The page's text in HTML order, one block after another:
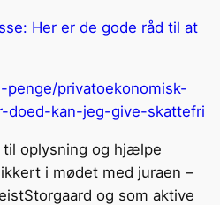
Her er de gode råd til at
privatoekonomisk-
doed-kan-jeg-give-skattefri
oplysning og hjælpe
i mødet med juraen –
og som aktive